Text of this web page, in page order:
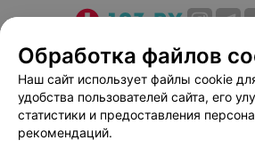
О проекте Новости проекта
Медицинский маркетинг
Пользовательское соглашение
Вакансии
Обработка файлов
Наш сайт использует файлы cookie
удобства пользователей сайта, его
статистики и предоставления
рекомендаций.